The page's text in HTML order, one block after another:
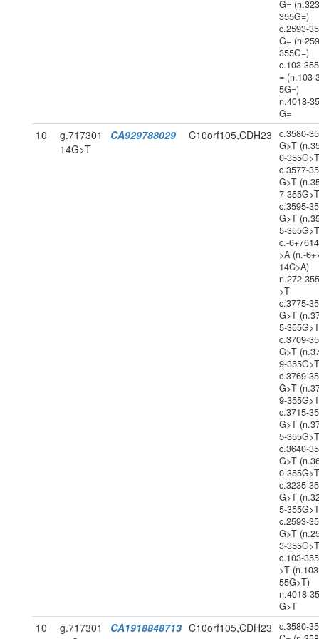
G=
355G=)
c.2593-
G=
355G=)
c.103-
= (n.103-
5G=)
n.4018-
G=
10
g.717301
14G>T
CA929788029 C10orf105,CDH23
c.3580-
G>T
0-
c.3577-
G>T
7-
c.3595-
G>T
5-
c.-
>A (n.-
14C>A)
n.272-
>T
c.3775-
G>T
5-
c.3709-
G>T
9-
c.3769-
G>T
9-
c.3715-
G>T
5-
c.3640-
G>T
0-
c.3235-
G>T
5-
c.2593-
G>T
3-
c.103-
>T
55G>T)
n.4018-
G>T
10
g.717301
CA1918848713 C10orf105,CDH23
c.3580-